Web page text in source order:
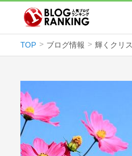
TOP ブログ情報 輝くクリ